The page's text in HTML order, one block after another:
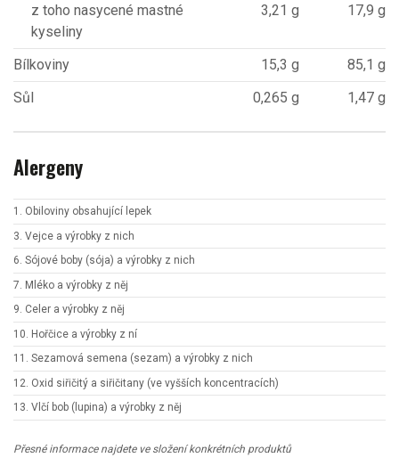
z toho nasycené mastné
kyseliny
3,21 g
17,9 g
Bílkoviny 15,3 g
85,1 g
Sůl
0,265 g 1,47 g
Alergeny
1. Obiloviny obsahující lepek
3. Vejce a výrobky z nich
6. Sójové boby (sója) a výrobky z nich
7. Mléko a výrobky z něj
9. Celer a výrobky z něj
10. Hořčice a výrobky z ní
11. Sezamová semena (sezam) a výrobky z nich
12. Oxid siřičitý a siřičitany (ve vyšších koncentracích)
13. Vlčí bob (lupina) a výrobky z něj
Přesné informace najdete ve složení konkrétních produktů